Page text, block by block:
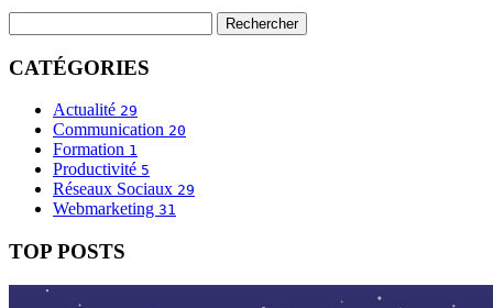
CATÉGORIES
Actualité 29
Communication 20
Formation 1
Productivité 5
Réseaux Sociaux 29
Webmarketing 31
TOP POSTS